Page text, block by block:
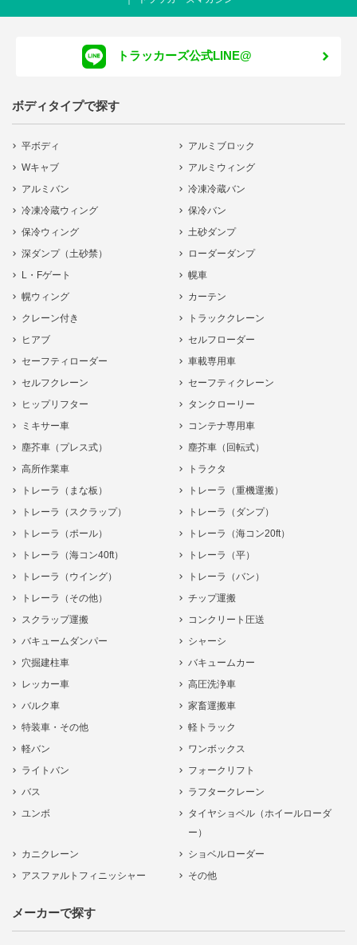
トラッカーズ公式LINE@
ボディタイプで探す
平ボディ
アルミブロック
Wキャブ
アルミウィング
アルミバン
冷凍冷蔵バン
冷凍冷蔵ウィング
保冷バン
保冷ウィング
土砂ダンプ
深ダンプ（土砂禁）
ローダーダンプ
L・Fゲート
幌車
幌ウィング
カーテン
クレーン付き
トラッククレーン
ヒアブ
セルフローダー
セーフティローダー
車載専用車
セルフクレーン
セーフティクレーン
ヒップリフター
タンクローリー
ミキサー車
コンテナ専用車
塵芥車（プレス式）
塵芥車（回転式）
高所作業車
トラクタ
トレーラ（まな板）
トレーラ（重機運搬）
トレーラ（スクラップ）
トレーラ（ダンプ）
トレーラ（ポール）
トレーラ（海コン20ft）
トレーラ（海コン40ft）
トレーラ（平）
トレーラ（ウイング）
トレーラ（バン）
トレーラ（その他）
チップ運搬
スクラップ運搬
コンクリート圧送
バキュームダンパー
シャーシ
穴掘建柱車
バキュームカー
レッカー車
高圧洗浄車
バルク車
家畜運搬車
特装車・その他
軽トラック
軽バン
ワンボックス
ライトバン
フォークリフト
バス
ラフタークレーン
ユンボ
タイヤショベル（ホイールローダ
ー）
カニクレーン
ショベルローダー
アスファルトフィニッシャー
その他
メーカーで探す